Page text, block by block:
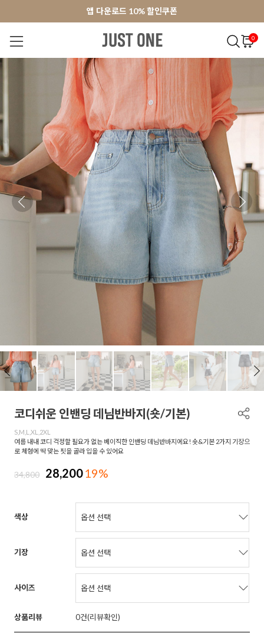
앱 다운로드 10% 할인쿠폰
회원가입 쿠폰 3000원
앱 다운로드 10% 할인쿠폰
회원가입 쿠폰 3000원
0
BEST 오늘출발 MADE . J
코디쉬운 인밴딩 데님반바지(숏/기본)
S,M,L,XL,2XL
여름 내내 코디 걱정할 필요가 없는 베이직한 인밴딩 데님반바지에요! 숏&기본 2가지 기장으
로 체형에 딱 맞는 핏을 골라 입을 수 있어요
34,800 28,20019%
색상
기장
사이즈
상품리뷰 0